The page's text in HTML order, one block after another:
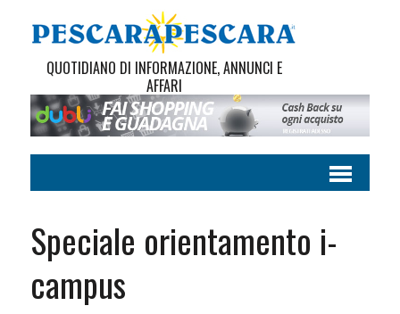
QUOTIDIANO DI INFORMAZIONE, ANNUNCI E
AFFARI
Speciale orientamento i-
campus